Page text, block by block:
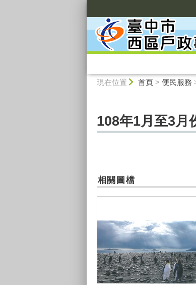
現在位置 首頁> 便民服務
108年1月至3月
相關圖檔